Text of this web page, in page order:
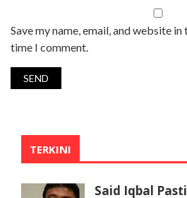
Save my name, email, and website
time I comment.
TERKINI
Said Iqbal